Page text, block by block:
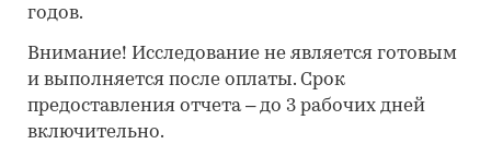
годов.
Внимание! Исследование не является готовым
и выполняется после оплаты. Срок
предоставления отчета – до 3 рабочих дней
включительно.